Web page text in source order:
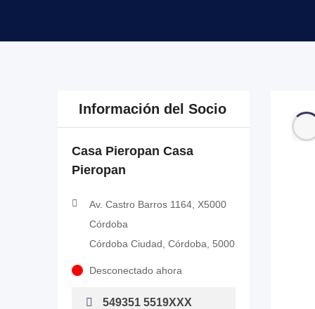
Información del Socio
Casa Pieropan Casa
Pieropan
Av. Castro Barros 1164, X5000
Córdoba
Córdoba Ciudad, Córdoba, 5000
Desconectado ahora
549351 5519XXX